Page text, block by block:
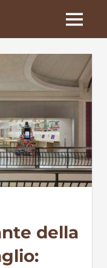
MENU
della